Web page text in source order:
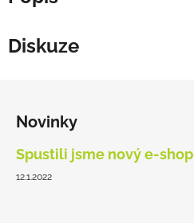
Diskuze
Novinky
Spustili jsme nový e-shop
12.1.2022